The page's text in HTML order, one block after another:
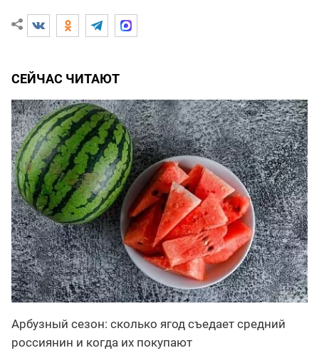
СЕЙЧАС ЧИТАЮТ
Арбузный сезон: сколько ягод съедает средний
россиянин и когда их покупают